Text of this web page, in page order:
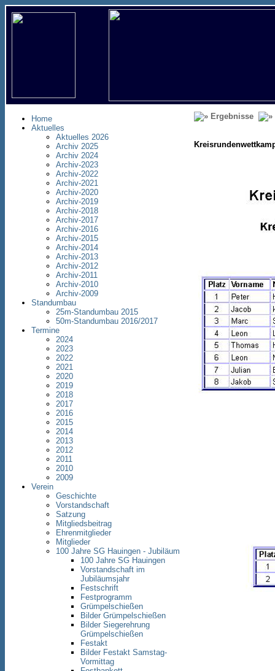
Home
Aktuelles
Aktuelles 2026
Archiv 2025
Archiv 2024
Archiv-2023
Archiv-2022
Archiv-2021
Archiv-2020
Archiv-2019
Archiv-2018
Archiv-2017
Archiv-2016
Archiv-2015
Archiv-2014
Archiv-2013
Archiv-2012
Archiv-2011
Archiv-2010
Archiv-2009
Standumbau
25m-Standumbau 2015
50m-Standumbau 2016/2017
Termine
2024
2023
2022
2021
2020
2019
2018
2017
2016
2015
2014
2013
2012
2011
2010
2009
Verein
Geschichte
Vorstandschaft
Satzung
Mitgliedsbeitrag
Ehrenmitglieder
Mitglieder
100 Jahre SG Hauingen - Jubiläum
100 Jahre SG Hauingen
Vorstandschaft im
Jubiläumsjahr
Festschrift
Festprogramm
Grümpelschießen
Bilder Grümpelschießen
Bilder Siegerehrung
Grümpelschießen
Festakt
Bilder Festakt Samstag-
Vormittag
Ergebnisse